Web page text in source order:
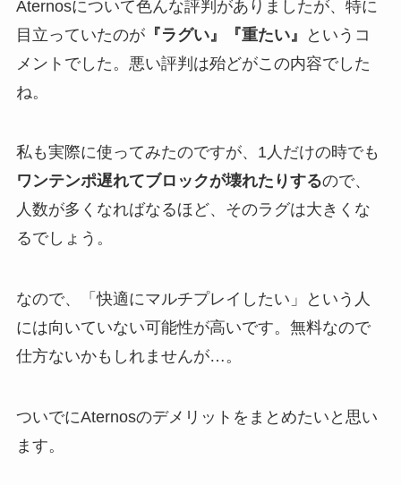
Aternosについて色んな評判がありましたが、特に
目立っていたのが『ラグい』『重たい』
というコ
メントでした。悪い評判は殆どがこの内容でした
ね。
私も実際に使ってみたのですが、1人だけの時でも
ワンテンポ遅れてブロックが壊れたりするので、
人数が多くなればなるほど、そのラグは大きくな
るでしょう。
なので、「快適にマルチプレイしたい」という人
には向いていない可能性が高いです。無料なので
仕方ないかもしれませんが…。
ついでにAternosのデメリットをまとめたいと思い
ます。